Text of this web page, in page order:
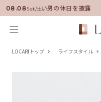
08.08Sat/土
に就任！いい男の休日を披露
LOCARIトップ ライフスタイル